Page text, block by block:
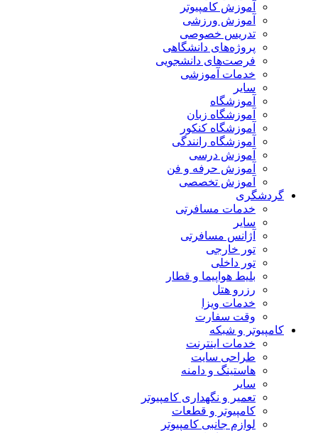
آموزش کامپیوتر
آموزش ورزشی
تدریس خصوصی
پروژه‌های دانشگاهی
فرصت‌های دانشجویی
خدمات آموزشی
سایر
آموزشگاه
آموزشگاه زبان
آموزشگاه کنکور
آموزشگاه رانندگی
آموزش درسی
آموزش حرفه و فن
آموزش تخصصی
گردشگری
خدمات مسافرتی
سایر
آژانس مسافرتی
تور خارجی
تور داخلی
بلیط هواپیما و قطار
رزرو هتل
خدمات ویزا
وقت سفارت
کامپیوتر و شبکه
خدمات اینترنت
طراحی سایت
هاستینگ و دامنه
سایر
تعمیر و نگهداری کامپیوتر
کامپیوتر و قطعات
لوازم جانبی کامپیوتر